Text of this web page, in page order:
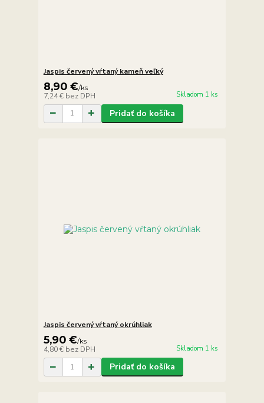
Jaspis červený vŕtaný kameň veľký
8,90 €/ks
7,24 € bez DPH Skladom 1 ks
Pridať do košíka
Jaspis červený vŕtaný okrúhliak
5,90 €/ks
4,80 € bez DPH Skladom 1 ks
Pridať do košíka